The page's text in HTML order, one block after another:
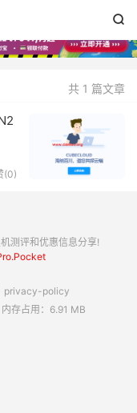

共 1 篇文章
(0)
测评和优惠信息分享!
privacy-policy
存占用：6.91 MB